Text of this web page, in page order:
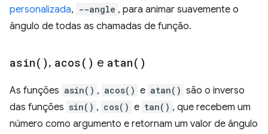
personalizada, --angle , para animar suavemente o
ângulo de todas as chamadas de função.
asin( ), acos( ) e atan( )
As funções asin() , acos() e atan() são o inverso
das funções sin() , cos() e tan() , que recebem um
número como argumento e retornam um valor de ângulo